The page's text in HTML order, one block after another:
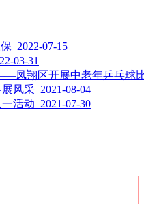
2022-07-15
03-31
凤翔区开展中老年乒乓球
风采 2021-08-04
活动 2021-07-30